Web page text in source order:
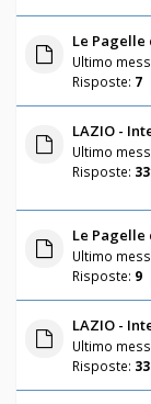
Le Pagelle
Ultimo
Risposte: 7
LAZIO -
Ultimo
Risposte:
Le Pagelle
Ultimo
Risposte: 9
LAZIO -
Ultimo
Risposte: 33